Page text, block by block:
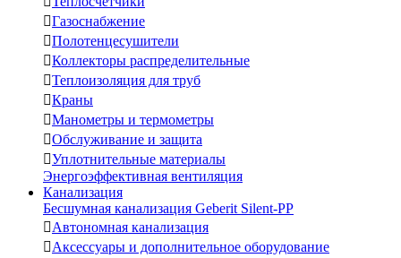
Газоснабжение
Полотенцесушители
Коллекторы распределительные
Теплоизоляция для труб
Краны
Манометры и термометры
Обслуживание и защита
Уплотнительные материалы
Энергоэффективная вентиляция
Канализация
Бесшумная канализация Geberit Silent-PP
Автономная канализация
Аксессуары и дополнительное оборудование